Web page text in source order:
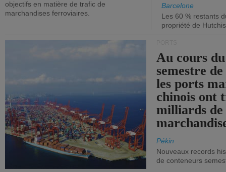
objectifs en matière de trafic de
marchandises ferroviaires.
Barcelone
Les 60 % restants
propriété de
Au cours
semestre
les ports
chinois ont
milliards de
Pékin
Nouveaux records
de conteneurs